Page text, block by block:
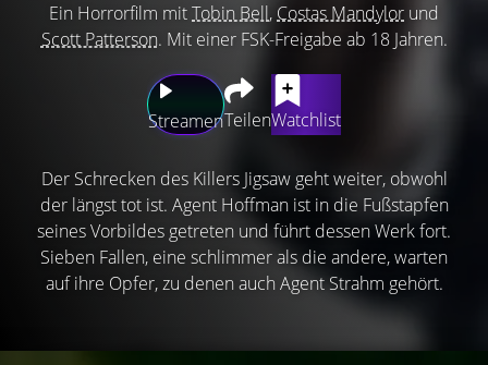
Ein Horrorfilm mitTobin Bell, Costas Mandylor und
Scott Patterson. Mit einer FSK-Freigabe ab 18 Jahren.
StreamenTeilenWatchlist
Der Schrecken des Killers Jigsaw geht weiter, obwohl
der längst tot ist. Agent Hoffman ist in die Fußstapfen
seines Vorbildes getreten und führt dessen Werk fort.
Sieben Fallen, eine schlimmer als die andere, warten
auf ihre Opfer, zu denen auch Agent Strahm gehört.